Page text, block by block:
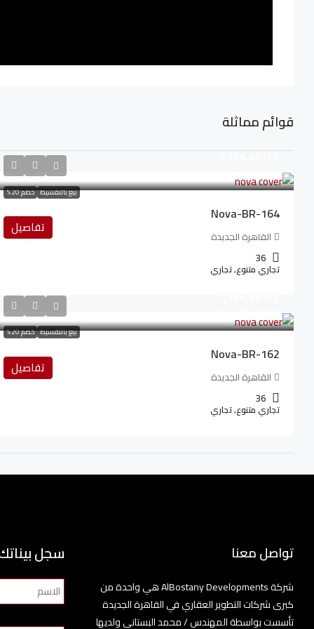
قوائم مماثلة
بيع بالتقسيط خصم 20%
7,156,661LE
Nova-BR-164
القاهرة الجديدة
36
تجاري متنوع, تجاري
تفاصيل
بيع بالتقسيط خصم 20%
Nova-BR-162
القاهرة الجديدة
36
تجاري متنوع, تجاري
تفاصيل
تواصل معنا
شركة AlBostany Developments هي واحدة من
كبرى شركات التطوير العقاري في القاهرة الجديدة
تأسست بواسطة المهندس / محمد البستاني ولديها
سجل